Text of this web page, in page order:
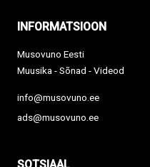
INFORMATSIOON
Musovuno Eesti
Muusika - Sõnad - Videod
info@musovuno.ee
ads@musovuno.ee